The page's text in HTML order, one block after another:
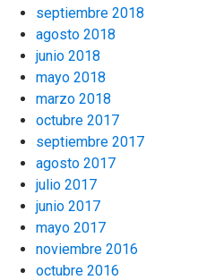
septiembre 2018
agosto 2018
junio 2018
mayo 2018
marzo 2018
octubre 2017
septiembre 2017
agosto 2017
julio 2017
junio 2017
mayo 2017
noviembre 2016
octubre 2016